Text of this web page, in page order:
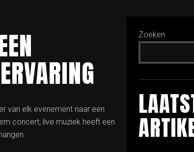
van elk evenement naar een
concert, live muziek heeft een
Zoeken